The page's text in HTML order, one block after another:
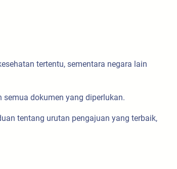
tertentu, sementara negara lain
dokumen yang diperlukan.
tentang urutan pengajuan yang terbaik,